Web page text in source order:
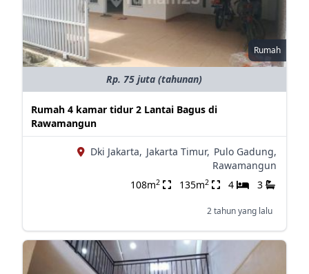
Rumah
Rp. 75 juta (tahunan)
Rumah 4 kamar tidur 2 Lantai Bagus di
Rawamangun
Dki Jakarta, Jakarta Timur, Pulo Gadung,
Rawamangun
108m2 135m2 4 3
2 tahun yang lalu